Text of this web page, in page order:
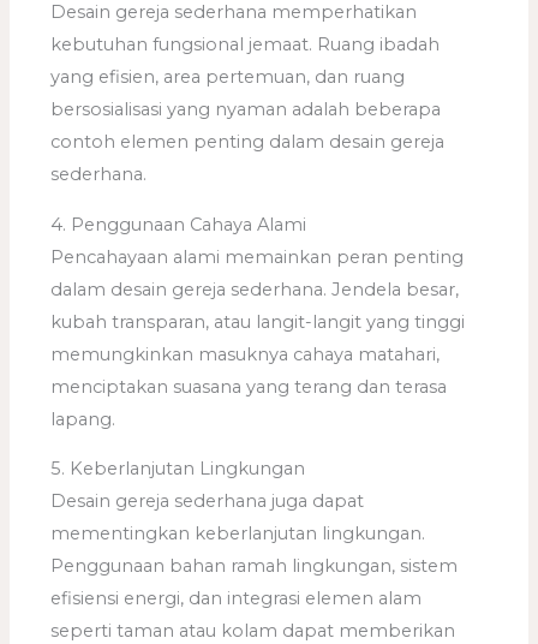
Desain gereja sederhana memperhatikan
kebutuhan fungsional jemaat. Ruang ibadah
yang efisien, area pertemuan, dan ruang
bersosialisasi yang nyaman adalah beberapa
contoh elemen penting dalam desain gereja
sederhana.
4. Penggunaan Cahaya Alami
Pencahayaan alami memainkan peran penting
dalam desain gereja sederhana. Jendela besar,
kubah transparan, atau langit-langit yang tinggi
memungkinkan masuknya cahaya matahari,
menciptakan suasana yang terang dan terasa
lapang.
5. Keberlanjutan Lingkungan
Desain gereja sederhana juga dapat
mementingkan keberlanjutan lingkungan.
Penggunaan bahan ramah lingkungan, sistem
efisiensi energi, dan integrasi elemen alam
seperti taman atau kolam dapat memberikan